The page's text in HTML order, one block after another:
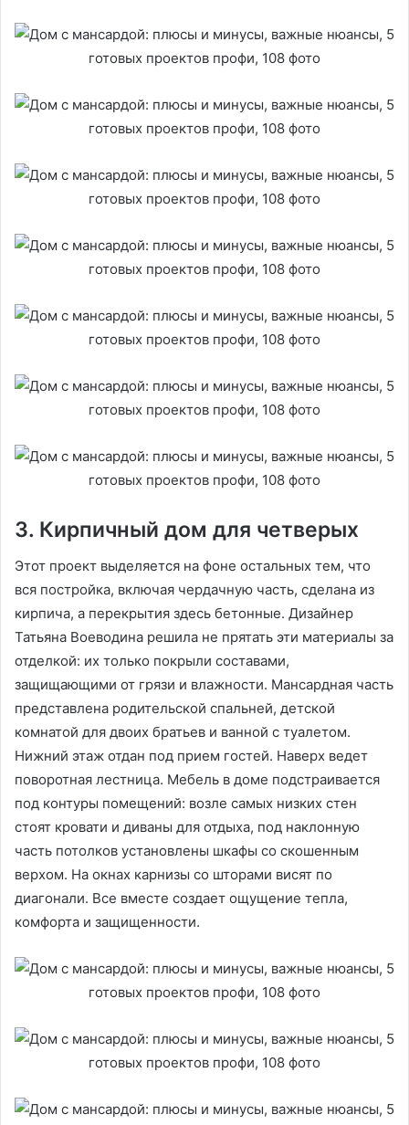
3. Кирпичный дом для четверых
Этот проект выделяется на фоне остальных тем, что
вся постройка, включая чердачную часть, сделана из
кирпича, а перекрытия здесь бетонные. Дизайнер
Татьяна Воеводина решила не прятать эти материалы за
отделкой: их только покрыли составами,
защищающими от грязи и влажности. Мансардная часть
представлена родительской спальней, детской
комнатой для двоих братьев и ванной с туалетом.
Нижний этаж отдан под прием гостей. Наверх ведет
поворотная лестница. Мебель в доме подстраивается
под контуры помещений: возле самых низких стен
стоят кровати и диваны для отдыха, под наклонную
часть потолков установлены шкафы со скошенным
верхом. На окнах карнизы со шторами висят по
диагонали. Все вместе создает ощущение тепла,
комфорта и защищенности.